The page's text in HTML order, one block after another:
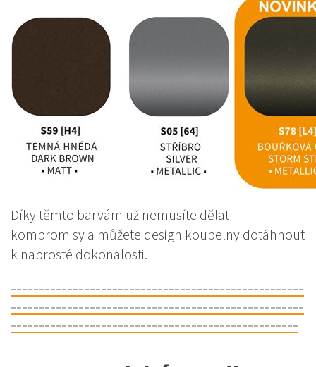
Díky těmto barvám už nemusíte dělat
kompromisy a můžete design koupelny dotáhnout
k naprosté dokonalosti.
----------------------------------------------------
----------------------------------------------------
---------------------------------------------------